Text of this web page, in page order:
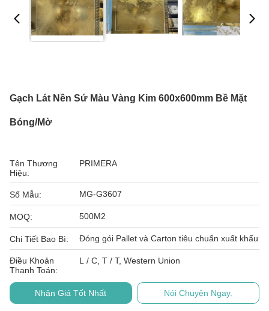
Gạch Lát Nền Sứ Màu Vàng Kim 600x600mm Bề Mặt
Bóng/mờ
Tên Thương
Hiệu:
PRIMERA
Số Mẫu: MG-G3607
MOQ: 500M2
Chi Tiết Bao Bì: Đóng gói Pallet và Carton tiêu chuẩn xuất khẩu
Điều Khoản
Thanh Toán:
L / C, T / T, Western Union
Nhận Giá Tốt Nhất Nói Chuyện Ngay.